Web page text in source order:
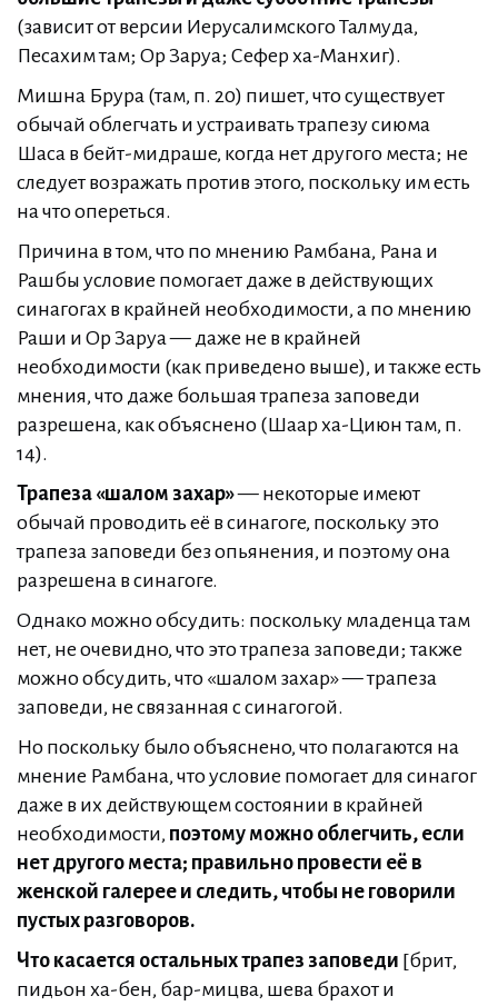
(зависит от версии Иерусалимского Талмуда,
Песахим там; Ор Заруа; Сефер ха-Манхиг).
Мишна Брура (там, п. 20) пишет, что существует
обычай облегчать и устраивать трапезу сиюма
Шаса в бейт-мидраше, когда нет другого места; не
следует возражать против этого, поскольку им есть
на что опереться.
Причина в том, что по мнению Рамбана, Рана и
Рашбы условие помогает даже в действующих
синагогах в крайней необходимости, а по мнению
Раши и Ор Заруа — даже не в крайней
необходимости (как приведено выше), и также есть
мнения, что даже большая трапеза заповеди
разрешена, как объяснено (Шаар ха-Циюн там, п.
14).
Трапеза «шалом захар»— некоторые имеют
обычай проводить её в синагоге, поскольку это
трапеза заповеди без опьянения, и поэтому она
разрешена в синагоге.
Однако можно обсудить: поскольку младенца там
нет, не очевидно, что это трапеза заповеди; также
можно обсудить, что «шалом захар» — трапеза
заповеди, не связанная с синагогой.
Но поскольку было объяснено, что полагаются на
мнение Рамбана, что условие помогает для синагог
даже в их действующем состоянии в крайней
необходимости, поэтому можно облегчить, если
нет другого места; правильно провести её в
женской галерее и следить, чтобы не говорили
пустых разговоров.
Что касается остальных трапез заповеди [брит,
пидьон ха-бен, бар-мицва, шева брахот и